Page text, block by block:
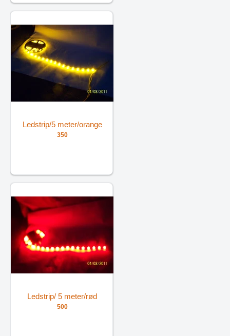
Ledstrip/5 meter/orange
350
Ledstrip/ 5 meter/rød
500